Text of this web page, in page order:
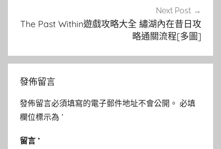
Next Post
The Past Within遊戲攻略大全 繡湖內在昔日攻
略通關流程[多圖]
發佈留言
發佈留言必須填寫的電子郵件地址不會公開。 必填
欄位標示為 *
留言 *